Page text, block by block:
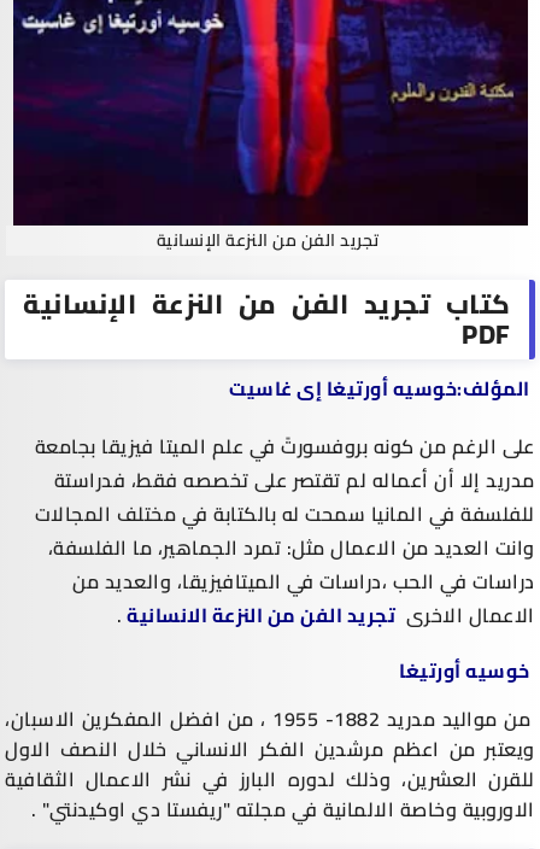
تجريد الفن من النزعة الإنسانية
كتاب تجريد الفن من النزعة الإنسانية
PDF
المؤلف:خوسيه أورتيغا إى غاسيت
على الرغم من كونه بروفسورتً في علم الميتا فيزيقا بجامعة
مدريد إلا أن أعماله لم تقتصر على تخصصه فقط، فدراستة
للفلسفة في المانيا سمحت له بالكتابة في مختلف المجالات
وانت العديد من الاعمال مثل: تمرد الجماهير، ما الفلسفة،
دراسات في الحب ،دراسات في الميتافيزيقا، والعديد من
الاعمال الاخرى تجريد الفن من النزعة الانسانية.
خوسيه أورتيغا
من مواليد مدريد 1882- 1955 ، من افضل المفكرين الاسبان،
ويعتبر من اعظم مرشدين الفكر الانساني خلال النصف الاول
للقرن العشرين، وذلك لدوره البارز في نشر الاعمال الثقافية
الاوروبية وخاصة الالمانية في مجلته "ريفستا دي اوكيدنتي" .